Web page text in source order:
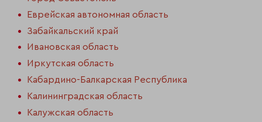
Еврейская автономная область
Забайкальский край
Ивановская область
Иркутская область
Кабардино-Балкарская Республика
Калининградская область
Калужская область